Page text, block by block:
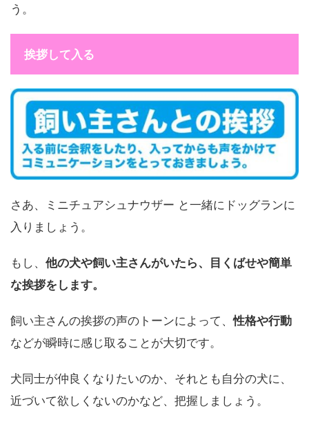
う。
挨拶して入る
さあ、ミニチュアシュナウザー と一緒にドッグランに
入りましょう。
もし、 他の犬や飼い主さんがいたら、目くばせや簡単
な挨拶をします。
飼い主さんの挨拶の声のトーンによって、性格や行動
などが瞬時に感じ取ることが大切です。
犬同士が仲良くなりたいのか、それとも自分の犬に、
近づいて欲しくないのかなど、把握しましょう。